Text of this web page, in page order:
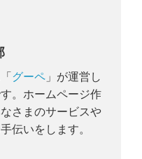
グーペ 」が運営し
。ホームページ作
さまのサービスや
伝いをします。